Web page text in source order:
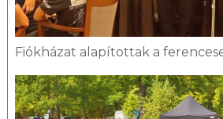
Fiókházat alapítottak a